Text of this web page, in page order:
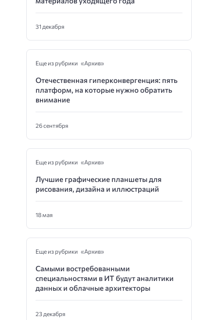
31 декабря
Еще из рубрики «Архив»
Отечественная гиперконвергенция: пять
платформ, на которые нужно обратить
внимание
26 сентября
Еще из рубрики «Архив»
Лучшие графические планшеты для
рисования, дизайна и иллюстраций
18 мая
Еще из рубрики «Архив»
Самыми востребованными
специальностями в ИТ будут аналитики
данных и облачные архитекторы
23 декабря